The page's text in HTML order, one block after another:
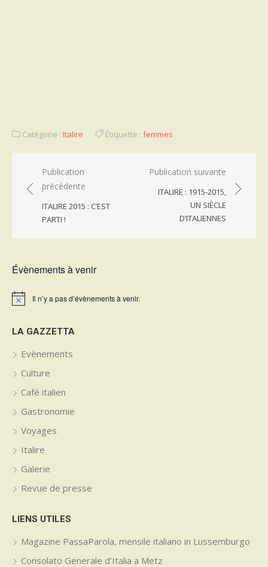
Catégorie : Italire Étiquette : femmes
Navigation
de
l’article
Publication
précédente
ITALIRE 2015 : C’EST
PARTI !
Publication suivante
ITALIRE : 1915-2015,
UN SIÈCLE
D’ITALIENNES
Évènements à venir
Notice Il n’y a pas d’évènements à venir.
LA GAZZETTA
Evènements
Culture
Café italien
Gastronomie
Voyages
Italire
Galerie
Revue de presse
LIENS UTILES
Magazine PassaParola, mensile italiano in Lussemburgo
Consolato Generale d’Italia a Metz